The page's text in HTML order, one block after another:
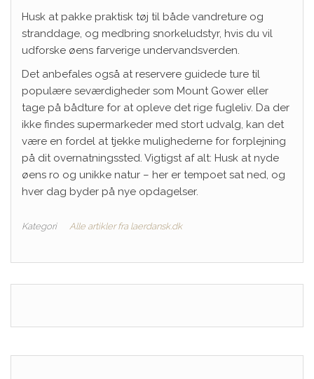
Husk at pakke praktisk tøj til både vandreture og
stranddage, og medbring snorkeludstyr, hvis du vil
udforske øens farverige undervandsverden.
Det anbefales også at reservere guidede ture til
populære seværdigheder som Mount Gower eller
tage på bådture for at opleve det rige fugleliv. Da der
ikke findes supermarkeder med stort udvalg, kan det
være en fordel at tjekke mulighederne for forplejning
på dit overnatningssted. Vigtigst af alt: Husk at nyde
øens ro og unikke natur – her er tempoet sat ned, og
hver dag byder på nye opdagelser.
Kategori Alle artikler fra laerdansk.dk